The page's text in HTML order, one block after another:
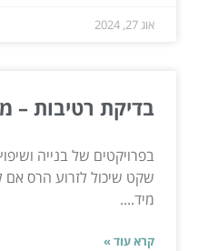
אוג 27, 2024
בדיקת רטיבות –
בפרויקטים של בנייה
שקט שיכול לזרוע הרס אם
מיד....
קרא עוד »